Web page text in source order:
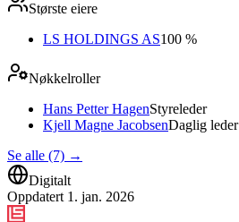
Største eiere
LS HOLDINGS AS100 %
Nøkkelroller
Hans Petter HagenStyreleder
Kjell Magne JacobsenDaglig leder
Se alle (7) →
Digitalt
Oppdatert 1. jan. 2026